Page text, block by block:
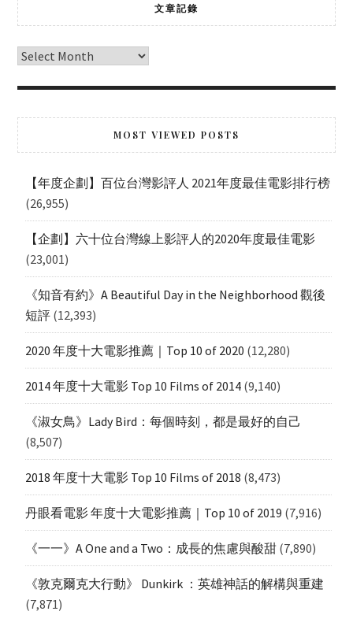
文章記錄
MOST VIEWED POSTS
【年度企劃】百位台灣影評人 2021年度最佳電影排行榜
(26,955)
【企劃】六十位台灣線上影評人的2020年度最佳電影
(23,001)
《知音有約》A Beautiful Day in the Neighborhood 觀後
短評 (12,393)
2020 年度十大電影推薦｜Top 10 of 2020 (12,280)
2014 年度十大電影 Top 10 Films of 2014 (9,140)
《淑女鳥》Lady Bird：每個時刻，都是最好的自己
(8,507)
2018 年度十大電影 Top 10 Films of 2018 (8,473)
丹眼看電影 年度十大電影推薦｜Top 10 of 2019 (7,916)
《一一》A One and a Two：成長的焦慮與酸甜 (7,890)
《敦克爾克大行動》 Dunkirk ：英雄神話的解構與重建
(7,871)